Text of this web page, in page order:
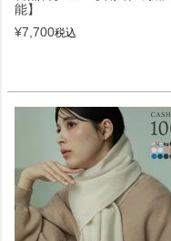
能】
¥7,700税込